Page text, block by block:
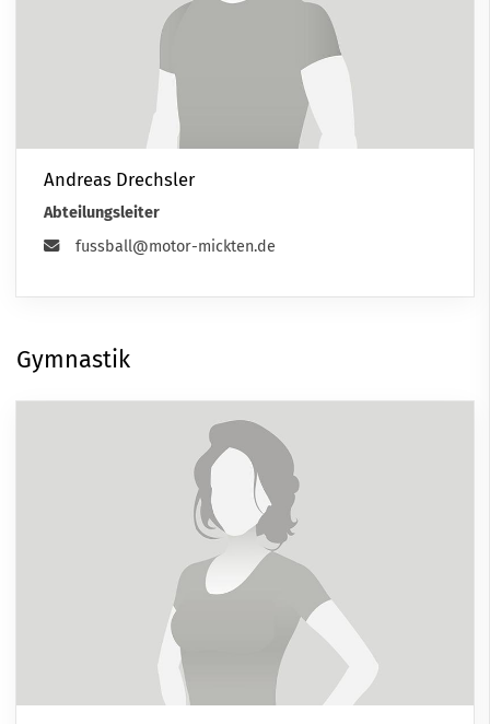
Andreas Drechsler
Abteilungsleiter
fussball@motor-mickten.de
Gymnastik